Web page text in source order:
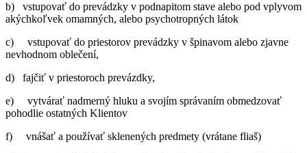
b) vstupovať do prevádzky v podnapitom stave alebo pod vplyvom
akýchkoľvek omamných, alebo psychotropných látok
c) vstupovať do priestorov prevádzky v špinavom alebo zjavne
nevhodnom oblečení,
d) fajčiť v priestoroch prevázdky,
e) vytvárať nadmerný hluku a svojím správaním obmedzovať
pohodlie ostatných Klientov
f) vnášať a používať sklenených predmety (vrátane fliaš)